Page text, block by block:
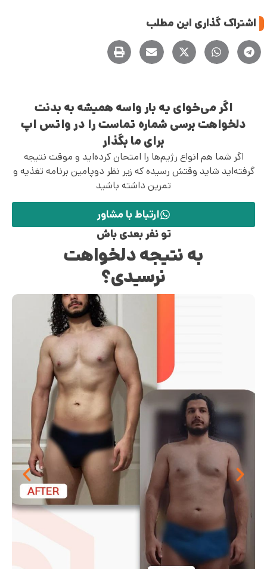
اشتراک گذاری این مطلب
اگر می‌خوای یه بار واسه همیشه به بدنت
دلخواهت برسی شماره تماست را در واتس اپ
برای ما بگذار
اگر شما هم انواع رژیم‌ها را امتحان کرده‌اید و موقت نتیجه
گرفته‌اید شاید وقتش رسیده که زیر نظر دوپامین برنامه تغذیه و
تمرین داشته باشید
ارتباط با مشاور
تو نفر بعدی باش
به نتیجه دلخواهت
نرسیدی؟